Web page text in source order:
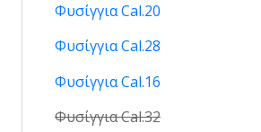
Φυσίγγια Cal.20
Φυσίγγια Cal.28
Φυσίγγια Cal.16
Φυσίγγια Cal.32